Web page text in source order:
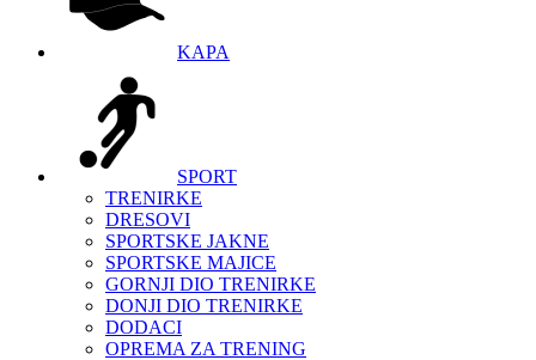
KAPA
SPORT
TRENIRKE
DRESOVI
SPORTSKE JAKNE
SPORTSKE MAJICE
GORNJI DIO TRENIRKE
DONJI DIO TRENIRKE
DODACI
OPREMA ZA TRENING